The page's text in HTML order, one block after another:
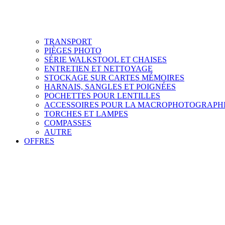
TRANSPORT
PIÈGES PHOTO
SÉRIE WALKSTOOL ET CHAISES
ENTRETIEN ET NETTOYAGE
STOCKAGE SUR CARTES MÉMOIRES
HARNAIS, SANGLES ET POIGNÉES
POCHETTES POUR LENTILLES
ACCESSOIRES POUR LA
TORCHES ET LAMPES
COMPASSES
AUTRE
OFFRES